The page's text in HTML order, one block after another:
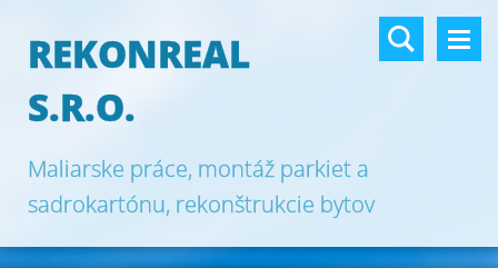
REKONREAL
S.R.O.
Maliarske práce, montáž parkiet a
sadrokartónu, rekonštrukcie bytov
Bratislava.